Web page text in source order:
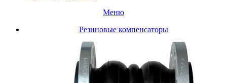
Меню
Резиновые компенсаторы